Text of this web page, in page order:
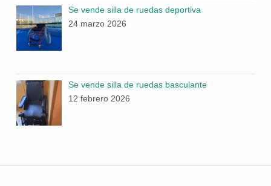
Se vende silla de ruedas deportiva
24 marzo 2026
Se vende silla de ruedas basculante
12 febrero 2026
Navegación de entradas